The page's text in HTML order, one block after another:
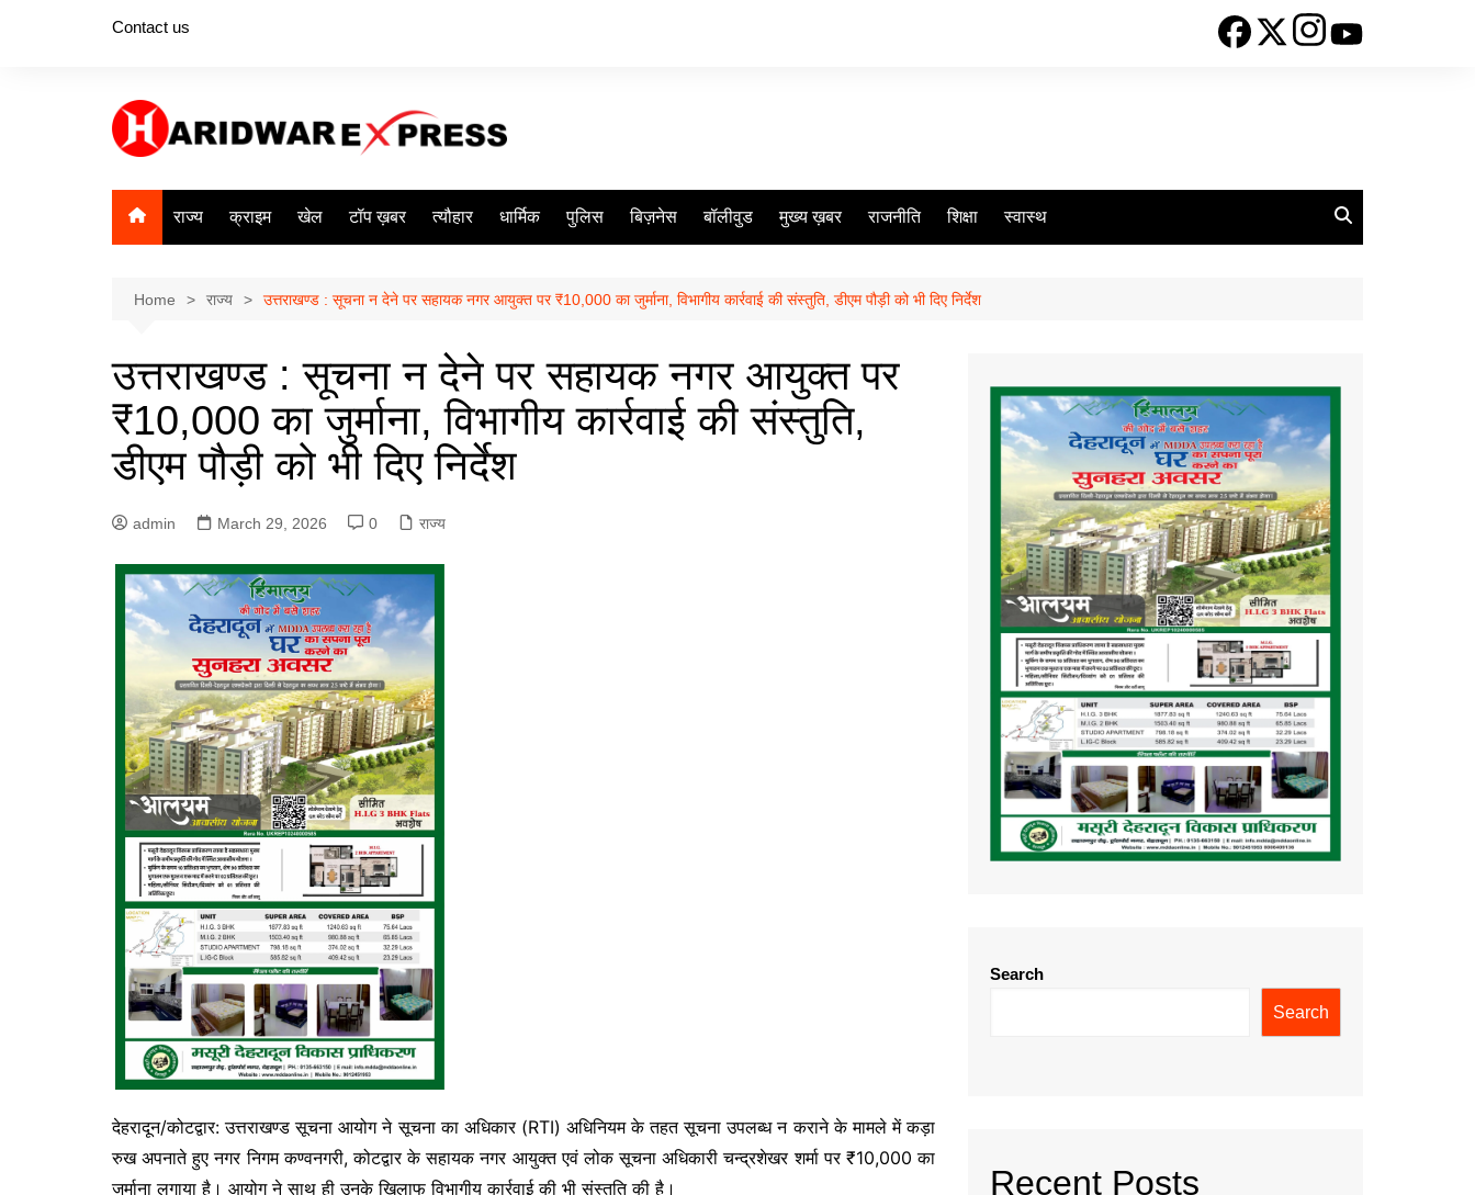
Contact us
राज्य क्राइम खेल टॉप ख़बर त्यौहार धार्मिक पुलिस बिज़नेस बॉलीवुड मुख्य ख़बर राजनीति शिक्षा स्वास्थ
Home राज्य उत्तराखण्ड : सूचना न देने पर सहायक नगर आयुक्त पर ₹10,000 का जुर्माना, विभागीय कार्रवाई की संस्तुति, डीएम पौड़ी को भी दिए निर्देश
उत्तराखण्ड : सूचना न देने पर सहायक नगर आयुक्त पर
₹10,000 का जुर्माना, विभागीय कार्रवाई की संस्तुति,
डीएम पौड़ी को भी दिए निर्देश
admin March 29, 2026 0 राज्य
देहरादून/कोटद्वार: उत्तराखण्ड सूचना आयोग ने सूचना का अधिकार (RTI) अधिनियम के तहत सूचना उपलब्ध न कराने के मामले में कड़ा
रुख अपनाते हुए नगर निगम कण्वनगरी, कोटद्वार के सहायक नगर आयुक्त एवं लोक सूचना अधिकारी चन्द्रशेखर शर्मा पर ₹10,000 का
जुर्माना लगाया है। आयोग ने साथ ही उनके खिलाफ विभागीय कार्रवाई की भी संस्तुति की है।
Search
Search
Recent Posts